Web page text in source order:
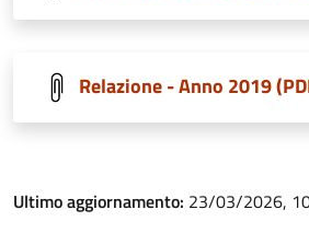
Relazione - Anno 2019
Ultimo aggiornamento: 23/03/2026,